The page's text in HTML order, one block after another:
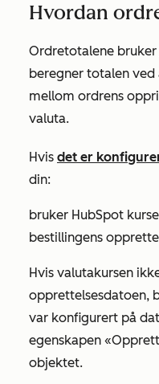
Hvordan
Ordretotalene bruker
beregner totalen
mellom ordrens
valuta.
Hvis det er
din:
bruker HubSpot
bestillingens
Hvis valutakursen
opprettelsesdatoen,
var konfigurert på
egenskapen
objektet.